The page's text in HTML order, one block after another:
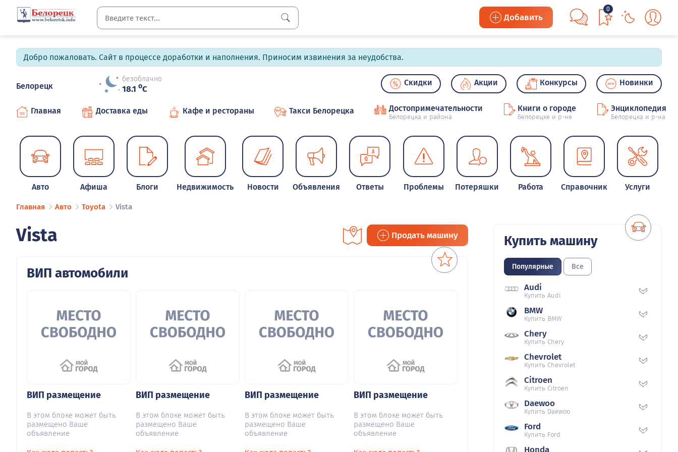
Добавить
0
Добро пожаловать. Сайт в процессе доработки и наполнения. Приносим извинения за неудобства.
Белорецк
безоблачно
18.1 oC
Скидки Акции Конкурсы Новинки
Главная Доставка еды Кафе и рестораны Такси Белорецка Достопримечательности
Белорецка и района
Книги о городе
Белорецке и р-не
Энциклопедия
Белорецка и р-на
Авто Афиша Блоги Недвижимость Новости Объявления Ответы Проблемы Потеряшки Работа Справочник Услуги
Главная Авто Toyota Vista
Vista Продать машину
ВИП автомобили
ВИП размещение
В этом блоке может быть
размещено Ваше
объявление
ВИП размещение
В этом блоке может быть
размещено Ваше
объявление
ВИП размещение
В этом блоке может быть
размещено Ваше
объявление
ВИП размещение
В этом блоке может быть
размещено Ваше
объявление
Купить машину
Популярные Все
Audi
Купить Audi
BMW
Купить BMW
Chery
Купить Chery
Chevrolet
Купить Chevrolet
Citroen
Купить Citroen
Daewoo
Купить Daewoo
Ford
Купить Ford
Honda